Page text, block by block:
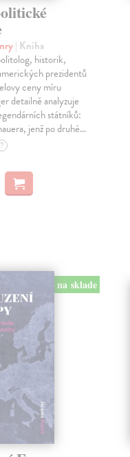
| Kniha
historik,
prezidentů
ceny míru
detailně analyzuje
státníků:
jenž po druhé…
?
na sklade